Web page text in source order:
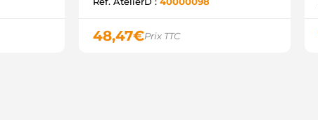
48,47€Prix TTC